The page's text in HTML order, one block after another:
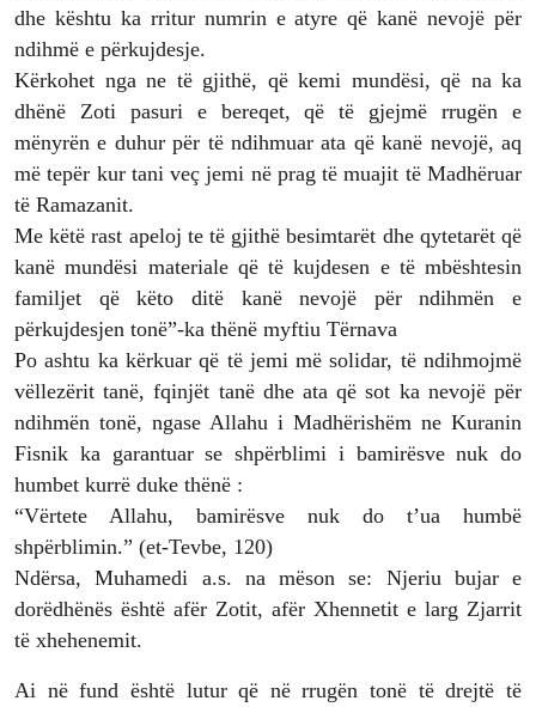
dhe kështu ka rritur numrin e atyre që kanë nevojë për
ndihmë e përkujdesje.
Kërkohet nga ne të gjithë, që kemi mundësi, që na ka
dhënë Zoti pasuri e bereqet, që të gjejmë rrugën e
mënyrën e duhur për të ndihmuar ata që kanë nevojë, aq
më tepër kur tani veç jemi në prag të muajit të Madhëruar
të Ramazanit.
Me këtë rast apeloj te të gjithë besimtarët dhe qytetarët që
kanë mundësi materiale që të kujdesen e të mbështesin
familjet që këto ditë kanë nevojë për ndihmën e
përkujdesjen tonë”-ka thënë myftiu Tërnava
Po ashtu ka kërkuar që të jemi më solidar, të ndihmojmë
vëllezërit tanë, fqinjët tanë dhe ata që sot ka nevojë për
ndihmën tonë, ngase Allahu i Madhërishëm ne Kuranin
Fisnik ka garantuar se shpërblimi i bamirësve nuk do
humbet kurrë duke thënë :
“Vërtete Allahu, bamirësve nuk do t’ua humbë
shpërblimin.” (et-Tevbe, 120)
Ndërsa, Muhamedi a.s. na mëson se: Njeriu bujar e
dorëdhënës është afër Zotit, afër Xhennetit e larg Zjarrit
të xhehenemit.
Ai në fund është lutur që në rrugën tonë të drejtë të